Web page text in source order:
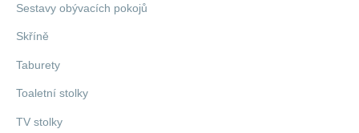
Sestavy obývacích pokojů
Skříně
Taburety
Toaletní stolky
TV stolky